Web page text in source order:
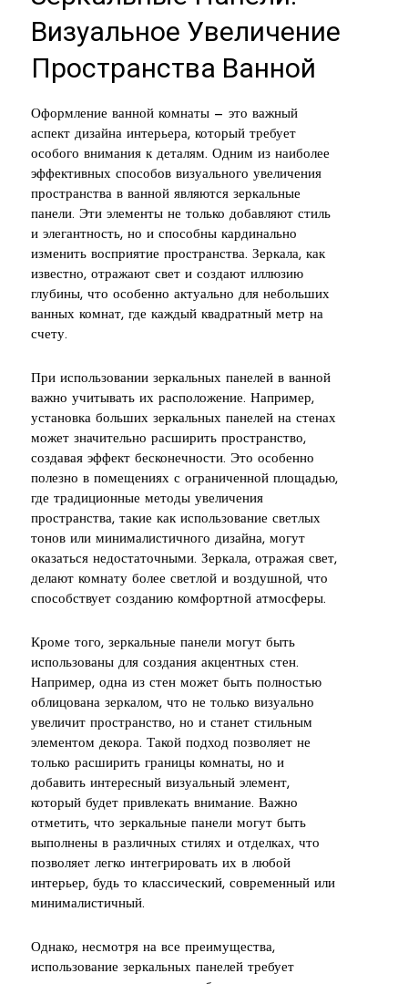
Визуальное Увеличение
Пространства Ванной
Оформление ванной комнаты — это важный
аспект дизайна интерьера, который требует
особого внимания к деталям. Одним из наиболее
эффективных способов визуального увеличения
пространства в ванной являются зеркальные
панели. Эти элементы не только добавляют стиль
и элегантность, но и способны кардинально
изменить восприятие пространства. Зеркала, как
известно, отражают свет и создают иллюзию
глубины, что особенно актуально для небольших
ванных комнат, где каждый квадратный метр на
счету.
При использовании зеркальных панелей в ванной
важно учитывать их расположение. Например,
установка больших зеркальных панелей на стенах
может значительно расширить пространство,
создавая эффект бесконечности. Это особенно
полезно в помещениях с ограниченной площадью,
где традиционные методы увеличения
пространства, такие как использование светлых
тонов или минималистичного дизайна, могут
оказаться недостаточными. Зеркала, отражая свет,
делают комнату более светлой и воздушной, что
способствует созданию комфортной атмосферы.
Кроме того, зеркальные панели могут быть
использованы для создания акцентных стен.
Например, одна из стен может быть полностью
облицована зеркалом, что не только визуально
увеличит пространство, но и станет стильным
элементом декора. Такой подход позволяет не
только расширить границы комнаты, но и
добавить интересный визуальный элемент,
который будет привлекать внимание. Важно
отметить, что зеркальные панели могут быть
выполнены в различных стилях и отделках, что
позволяет легко интегрировать их в любой
интерьер, будь то классический, современный или
минималистичный.
Однако, несмотря на все преимущества,
использование зеркальных панелей требует